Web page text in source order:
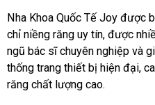
Nha Khoa Quốc Tế Joy được
chỉ niềng răng uy tín, được
ngũ bác sĩ chuyên nghiệp và
thống trang thiết bị hiện đại,
răng chất lượng cao.